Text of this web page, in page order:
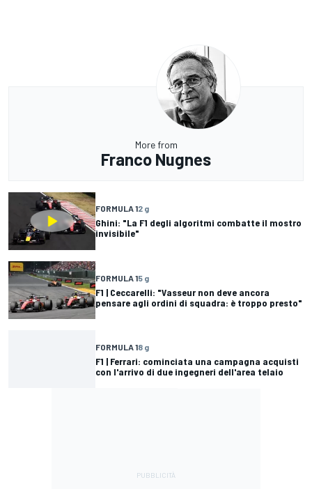
More from
Franco Nugnes
FORMULA 12 g
Ghini: "La F1 degli algoritmi combatte il mostro
invisibile"
FORMULA 15 g
F1 | Ceccarelli: "Vasseur non deve ancora
pensare agli ordini di squadra: è troppo presto"
FORMULA 18 g
F1 | Ferrari: cominciata una campagna acquisti
con l'arrivo di due ingegneri dell'area telaio